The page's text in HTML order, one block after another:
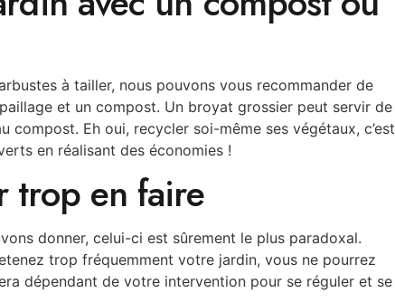
à tailler, nous pouvons vous recommander de
et un compost. Un broyat grossier peut servir de
compost. Eh oui, recycler soi-même ses végétaux, c’est
en réalisant des économies !
trop en faire
donner, celui-ci est sûrement le plus paradoxal.
trop fréquemment votre jardin, vous ne pourrez
dépendant de votre intervention pour se réguler et se